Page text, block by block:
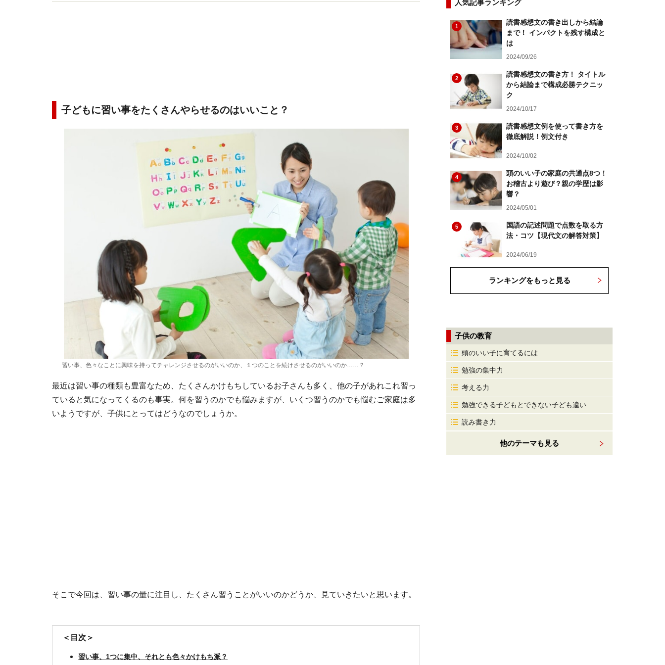
子どもに習い事をたくさんやらせるのはいいこと？
習い事、色々なことに興味を持ってチャレンジさせるのがいいのか、１つのことを続けさせるのがいいのか……？
最近は習い事の種類も豊富なため、たくさんかけもちしているお子さんも多く、他の子があれこれ習っ
ていると気になってくるのも事実。何を習うのかでも悩みますが、いくつ習うのかでも悩むご家庭は多
いようですが、子供にとってはどうなのでしょうか。
そこで今回は、習い事の量に注目し、たくさん習うことがいいのかどうか、見ていきたいと思います。
＜目次＞
習い事、1つに集中、それとも色々かけもち派？
人気記事ランキング
1
読書感想文の書き出しから結論
まで！ インパクトを残す構成と
は
2024/09/26
2
読書感想文の書き方！ タイトル
から結論まで構成必勝テクニッ
ク
2024/10/17
3
読書感想文例を使って書き方を
徹底解説！例文付き
2024/10/02
4
頭のいい子の家庭の共通点8つ！
お稽古より遊び？親の学歴は影
響？
2024/05/01
5
国語の記述問題で点数を取る方
法・コツ【現代文の解答対策】
2024/06/19
ランキングをもっと見る
子供の教育
頭のいい子に育てるには
勉強の集中力
考える力
勉強できる子どもとできない子ども違い
読み書き力
他のテーマも見る